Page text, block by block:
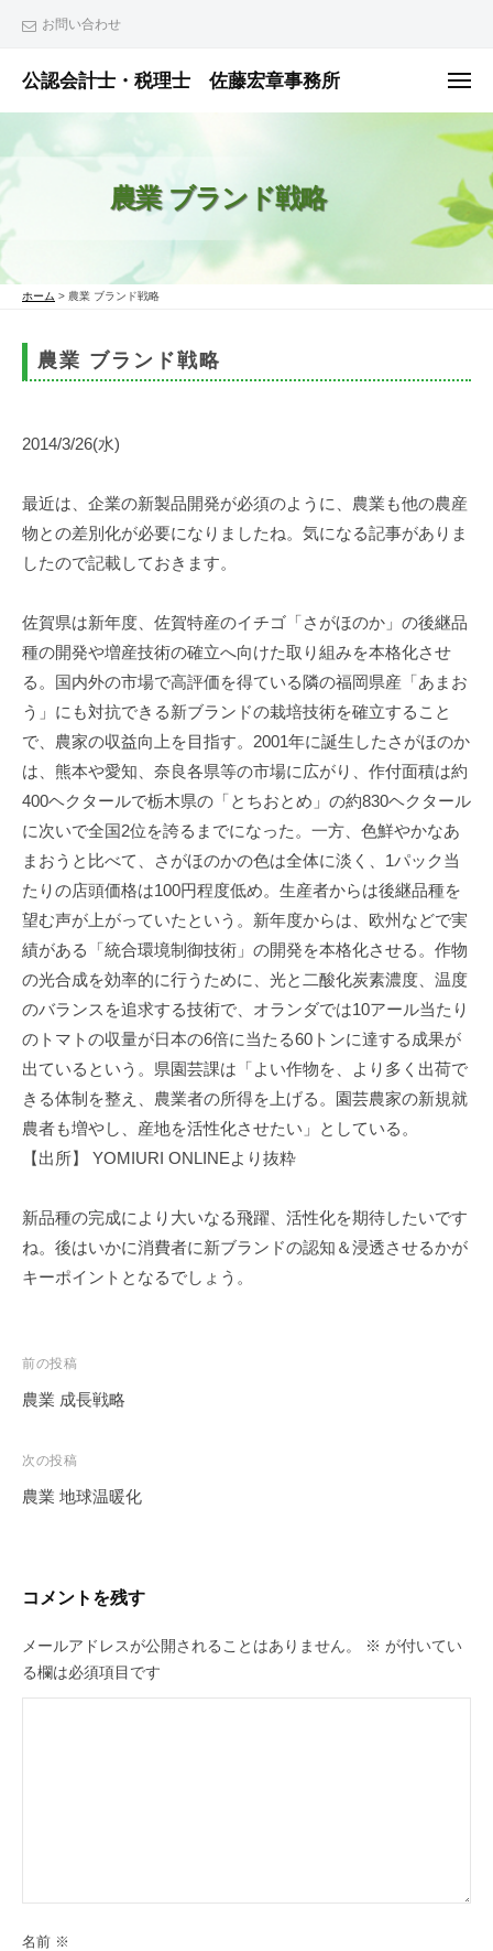
へ
ス
ッ
プ
お問い合わせ
公認会計士・税理士 佐藤宏章事務所
公
認
理
佐
宏
事
務
メ
ュ
ー
農業 ブランド戦略
ホーム > 農業 ブランド戦略
農業 ブランド戦略
2014/3/26(水)
最近は、企業の新製品開発が必須のように、農業も他の農産
物との差別化が必要になりましたね。気になる記事がありま
したので記載しておきます。
佐賀県は新年度、佐賀特産のイチゴ「さがほのか」の後継品
種の開発や増産技術の確立へ向けた取り組みを本格化させ
る。国内外の市場で高評価を得ている隣の福岡県産「あまお
う」にも対抗できる新ブランドの栽培技術を確立すること
で、農家の収益向上を目指す。2001年に誕生したさがほのか
は、熊本や愛知、奈良各県等の市場に広がり、作付面積は約
400ヘクタールで栃木県の「とちおとめ」の約830ヘクタール
に次いで全国2位を誇るまでになった。一方、色鮮やかなあ
まおうと比べて、さがほのかの色は全体に淡く、1パック当
たりの店頭価格は100円程度低め。生産者からは後継品種を
望む声が上がっていたという。新年度からは、欧州などで実
績がある「統合環境制御技術」の開発を本格化させる。作物
の光合成を効率的に行うために、光と二酸化炭素濃度、温度
のバランスを追求する技術で、オランダでは10アール当たり
のトマトの収量が日本の6倍に当たる60トンに達する成果が
出ているという。県園芸課は「よい作物を、より多く出荷で
きる体制を整え、農業者の所得を上げる。園芸農家の新規就
農者も増やし、産地を活性化させたい」としている。
【出所】 YOMIURI ONLINEより抜粋
新品種の完成により大いなる飛躍、活性化を期待したいです
ね。後はいかに消費者に新ブランドの認知＆浸透させるかが
キーポイントとなるでしょう。
投
稿
ビ
ゲ
ン
前の投稿
農業 成長戦略
次の投稿
農業 地球温暖化
コメントを残す
メールアドレスが公開されることはありません。 ※ が付いてい
る欄は必須項目です
名前 ※